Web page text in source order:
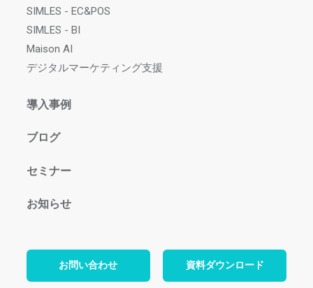
SIMLES - EC&POS
SIMLES - BI
Maison AI
デジタルマーケティング支援
導入事例
ブログ
セミナー
お知らせ
お問い合わせ 資料ダウンロード